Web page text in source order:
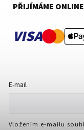
PŘIJÍMÁME
VISA
E-mail
Vložením e-mailu